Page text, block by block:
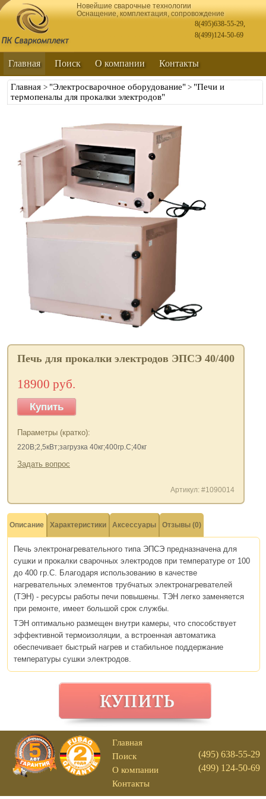
Новейшие сварочные технологии
Оснащение, комплектация, сопровождение
8(495)638-55-29,
8(499)124-50-69
Главная Поиск О компании Контакты
Главная > "Электросварочное оборудование" > "Печи и
термопеналы для прокалки электродов"
Печь для прокалки электродов ЭПСЭ 40/400
18900 руб.
Купить
Параметры (кратко):
220В;2,5кВт;загрузка 40кг;400гр.С;40кг
Задать вопрос
Артикул: #1090014
Описание Характеристики Аксессуары Отзывы (0)
Печь электронагревательного типа ЭПСЭ предназначена для
сушки и прокалки сварочных электродов при температуре от 100
до 400 гр.С. Благодаря использованию в качестве
нагревательных элементов трубчатых электронагревателей
(ТЭН) - ресурсы работы печи повышены. ТЭН легко заменяется
при ремонте, имеет большой срок службы.
ТЭН оптимально размещен внутри камеры, что способствует
эффективной термоизоляции, а встроенная автоматика
обеспечивает быстрый нагрев и стабильное поддержание
температуры сушки электродов.
Главная
Поиск
О компании
Контакты
(495) 638-55-29
(499) 124-50-69